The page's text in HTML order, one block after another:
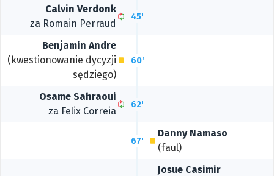
Calvin Verdonk
za Romain Perraud
45'
Benjamin Andre
(kwestionowanie dycyzji
sędziego)
60'
Osame Sahraoui
za Felix Correia
62'
67'
Danny Namaso
(faul)
Josue Casimir